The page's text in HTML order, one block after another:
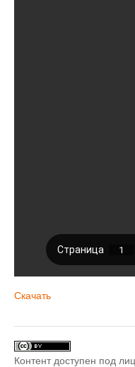
Скачать
Контент доступен под